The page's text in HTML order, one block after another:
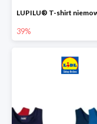
39%